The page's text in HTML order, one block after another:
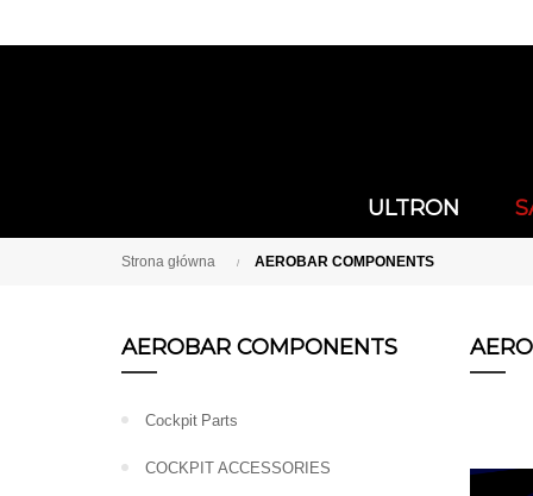
ULTRON
Strona główna AEROBAR COMPONENTS
AEROBAR COMPONENTS
Cockpit Parts
COCKPIT ACCESSORIES